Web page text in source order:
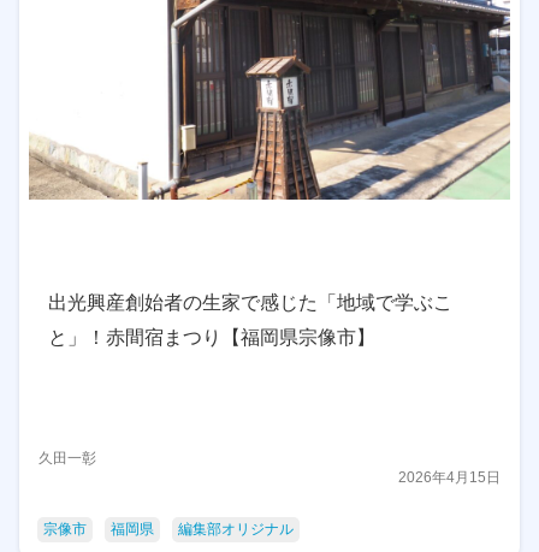
出光興産創始者の生家で感じた「地域で学ぶこ
と」！赤間宿まつり【福岡県宗像市】
久田一彰
2026年4月15日
宗像市 福岡県 編集部オリジナル